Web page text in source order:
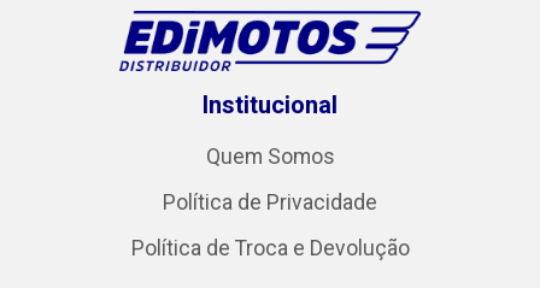
Institucional
Quem Somos
Política de Privacidade
Política de Troca e Devolução